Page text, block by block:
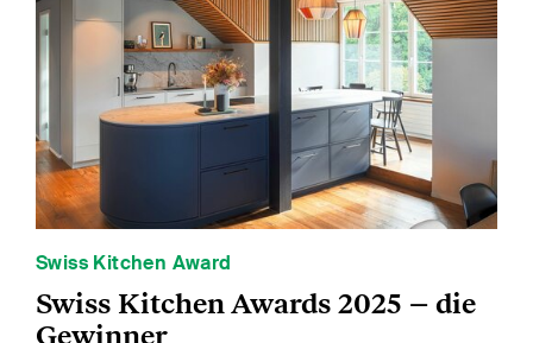
Swiss Kitchen Award
Swiss Kitchen Awards 2025 – die
Gewinner